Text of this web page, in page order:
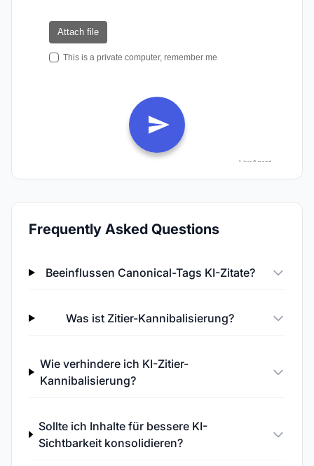
Frequently Asked Questions
Beeinflussen Canonical-Tags KI-Zitate?
Was ist Zitier-Kannibalisierung?
Wie verhindere ich KI-Zitier-
Kannibalisierung?
Sollte ich Inhalte für bessere KI-
Sichtbarkeit konsolidieren?